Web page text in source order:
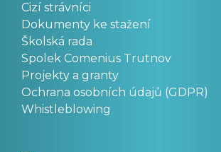
Cizí strávníci
Dokumenty ke stažení
Školská rada
Spolek Comenius Trutnov
Projekty a granty
Ochrana osobních údajů (GDPR)
Whistleblowing